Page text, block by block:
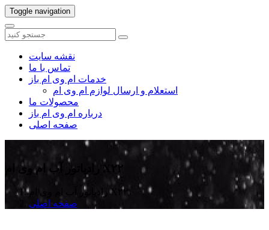
Toggle navigation
نقشه سایت
تماس با ما
خدمات ام وی ام باز
استعلام و ارسال لوازم ام وی ام
محصولات ما
درباره ام وی ام باز
صفحه اصلی
رادیاتور آب ام وی ام X۲۲
رادیاتور آب ام وی ام X۲۲
صفحه اصلی